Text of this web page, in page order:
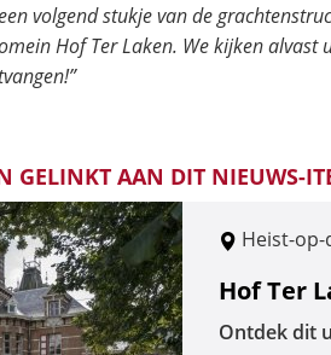
volgend stukje van de
Hof Ter Laken. We kijken
GELINKT AAN DIT NIEUWS-
Heist-
Hof Ter
Ontdek dit